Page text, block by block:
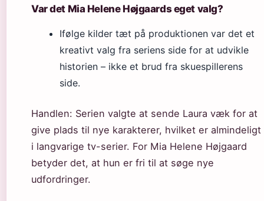
Var det Mia Helene Højgaards eget valg?
Ifølge kilder tæt på produktionen var det et
kreativt valg fra seriens side for at udvikle
historien – ikke et brud fra skuespillerens
side.
Handlen: Serien valgte at sende Laura væk for at
give plads til nye karakterer, hvilket er almindeligt
i langvarige tv-serier. For Mia Helene Højgaard
betyder det, at hun er fri til at søge nye
udfordringer.